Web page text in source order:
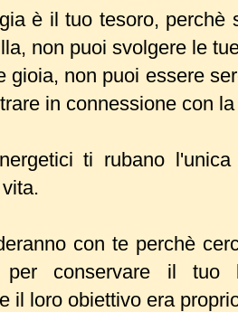
è il tuo tesoro, perchè
non puoi svolgere le
gioia, non puoi essere
in connessione con
ti rubano
con te perchè
conservare il tuo
il loro obiettivo era